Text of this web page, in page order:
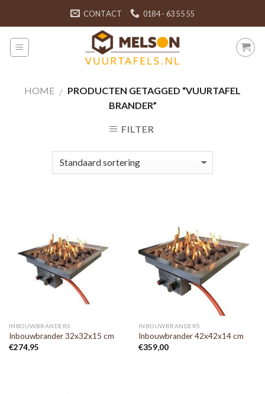
content
CONTACT 0184 - 63 55 55
HOME / PRODUCTEN GETAGGED “VUURTAFEL
BRANDER”
FILTER
INBOUWBRANDERS
Inbouwbrander 32x32x15 cm
€274,95
INBOUWBRANDERS
Inbouwbrander 42x42x14 cm
€359,00